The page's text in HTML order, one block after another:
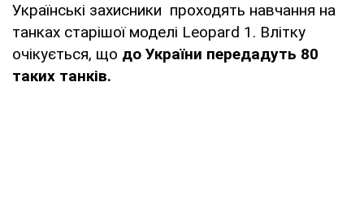
Українські захисники проходять навчання на
танках старішої моделі Leopard 1. Влітку
очікується, що до України передадуть 80
таких танків.